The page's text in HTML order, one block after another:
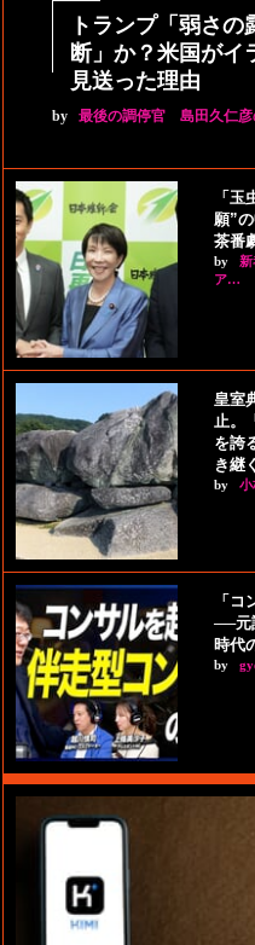
トランプ「弱さ
断」か？米国がイ
見送った理由
by 最後の調停官 島田久仁
「
願”
茶番
by
新
ア…
皇室
止。
を誇
き継
by 小
「
──元
時代
by